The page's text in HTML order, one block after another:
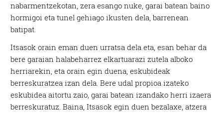
nabarmentzekotan, zera esango nuke, garai batean baino
hormigoi eta tunel gehiago ikusten dela, barrenean
batipat.
Itsasok orain eman duen urratsa dela eta, esan behar da
bere garaian halabeharrez elkartuarazi zutela alboko
herriarekin, eta orain egin duena, eskubideak
berreskuratzea izan dela. Bere udal propioa izateko
eskubidea aitortu zaio, garai batean izandako herri izaera
berreskuratuz. Baina, Itsasok egin duen bezalaxe, atzera